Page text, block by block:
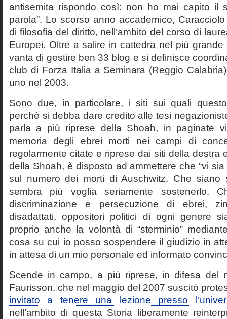
antisemita rispondo così: non ho mai capito il
parola”. Lo scorso anno accademico,
di filosofia del diritto, nell’ambito del corso di
Europei. Oltre a salire in cattedra nel più grande
vanta di gestire ben 33 blog e si definisce
club di Forza Italia a Seminara (Reggio
uno nel 2003.
Sono due, in particolare, i siti sui quali
perché si debba dare credito alle tesi
parla a più riprese della Shoah, in paginate
memoria degli ebrei morti nei campi di
regolarmente citate e riprese dai siti della destra
della Shoah, è disposto ad ammettere che “vi
sul numero dei morti di Auschwitz. Che siano
sembra più voglia seriamente sostenerlo.
discriminazione e persecuzione di ebrei,
disadattati, oppositori politici di ogni genere
proprio anche la volontà di “sterminio”
cosa su cui io posso sospendere il giudizio in
in attesa di un mio personale ed informato
Scende in campo, a più riprese, in difesa del
Faurisson, che nel maggio del 2007 suscitò
invitato a tenere una lezione presso
nell’ambito di questa Storia liberamente